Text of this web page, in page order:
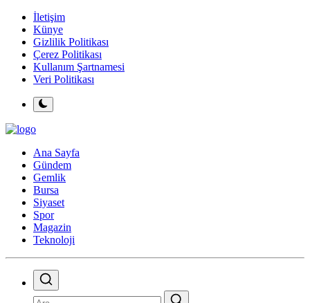
İletişim
Künye
Gizlilik Politikası
Çerez Politikası
Kullanım Şartnamesi
Veri Politikası
Ana Sayfa
Gündem
Gemlik
Bursa
Siyaset
Spor
Magazin
Teknoloji